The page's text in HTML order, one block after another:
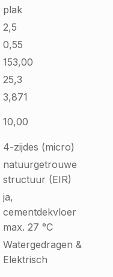
plak
2,5
0,55
153,00
25,3
3,871
10,00
4-zijdes (micro)
natuurgetrouwe
structuur (EIR)
ja,
cementdekvloer
max. 27 °C
Watergedragen &
Elektrisch